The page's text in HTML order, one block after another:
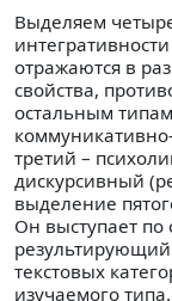
Выделяем
отражаются в
свойства,
остальным
третий –
дискурсивный
выделение
Он выступает
текстовых
изучаемого